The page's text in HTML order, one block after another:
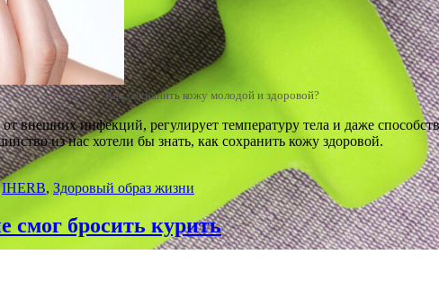
Как сохранить кожу молодой и здоровой?
инфекций, регулирует температуру тела и даже
из нас хотели бы знать, как сохранить кожу здоровой.
IHERB, Здоровый образ жизни
смог бросить курить